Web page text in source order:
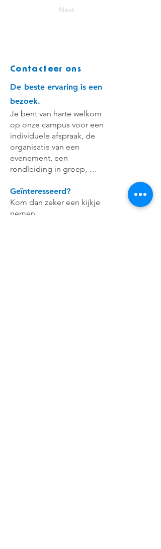
Next
Contacteer ons
De beste ervaring is een
bezoek.
Je bent van harte welkom
op onze campus voor een
individuele afspraak, de
organisatie van een
evenement, een
rondleiding in groep, …
Geïnteresseerd?
Kom dan zeker een kijkje
nemen.